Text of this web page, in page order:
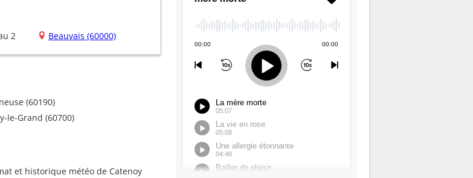
2 Beauvais (60000)
(60190)
le-Grand (60700)
et historique météo de Catenoy